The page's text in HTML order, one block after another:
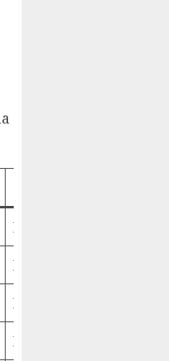
Rp22.718.757
Rp22.832.351
Rp22.946.512
Rp23.061.245